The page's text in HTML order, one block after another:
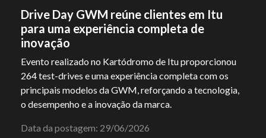
Drive Day GWM reúne clientes em Itu
para uma experiência completa de
inovação
Evento realizado no Kartódromo de Itu proporcionou
264 test-drives e uma experiência completa com os
principais modelos da GWM, reforçando a tecnologia,
o desempenho e a inovação da marca.
Data da postagem: 29/06/2026